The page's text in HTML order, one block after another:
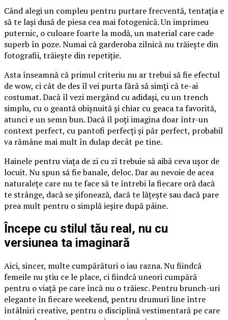
Când alegi un compleu pentru purtare frecventă, tentația e
să te lași dusă de piesa cea mai fotogenică. Un imprimeu
puternic, o culoare foarte la modă, un material care cade
superb în poze. Numai că garderoba zilnică nu trăiește din
fotografii, trăiește din repetiție.
Asta înseamnă că primul criteriu nu ar trebui să fie efectul
de wow, ci cât de des îl vei purta fără să simți că te-ai
costumat. Dacă îl vezi mergând cu adidași, cu un trench
simplu, cu o geantă obișnuită și chiar cu geaca ta favorită,
atunci e un semn bun. Dacă îl poți imagina doar într-un
context perfect, cu pantofi perfecți și păr perfect, probabil
va rămâne mai mult în dulap decât pe tine.
Hainele pentru viața de zi cu zi trebuie să aibă ceva ușor de
locuit. Nu spun să fie banale, deloc. Dar au nevoie de acea
naturalețe care nu te face să te întrebi la fiecare oră dacă
te strânge, dacă se șifonează, dacă te lățește sau dacă pare
prea mult pentru o simplă ieșire după pâine.
Începe cu stilul tău real, nu cu
versiunea ta imaginară
Aici, sincer, multe cumpărături o iau razna. Nu fiindcă
femeile nu știu ce le place, ci fiindcă uneori cumpără
pentru o viață pe care încă nu o trăiesc. Pentru brunch-uri
elegante în fiecare weekend, pentru drumuri line între
întâlniri creative, pentru o disciplină vestimentară pe care